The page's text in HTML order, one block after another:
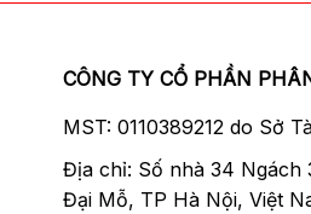
CÔNG TY CỔ PHẦN
MST: 0110389212 do Sở
Địa chỉ: Số nhà 34 Ngách
Đại Mỗ, TP Hà Nội, Việt